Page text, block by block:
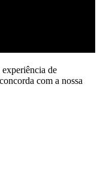
de
com a nossa